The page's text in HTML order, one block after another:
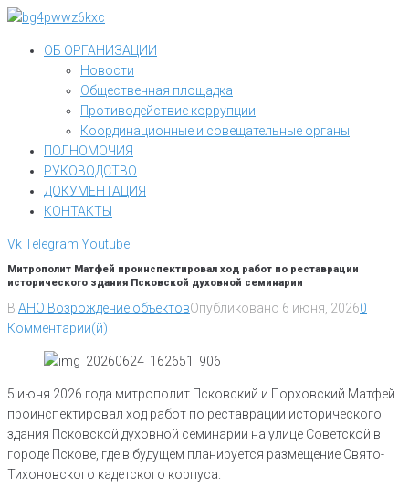
Перейти
контентуОБ ОРГАНИЗАЦИИ
Новости
Общественная площадка
Противодействие коррупции
Координационные и совещательные органы
ПОЛНОМОЧИЯ
РУКОВОДСТВО
ДОКУМЕНТАЦИЯ
КОНТАКТЫ
VkTelegram Youtube
Митрополит Матфей проинспектировал ход работ по реставрации
исторического здания Псковской духовной семинарии
В АНО Возрождение объектовОпубликовано 6 июня, 20260
Комментарии(й)
5 июня 2026 года митрополит Псковский и Порховский Матфей
проинспектировал ход работ по реставрации исторического
здания Псковской духовной семинарии на улице Советской в
городе Пскове, где в будущем планируется размещение Свято-
Тихоновского кадетского корпуса.